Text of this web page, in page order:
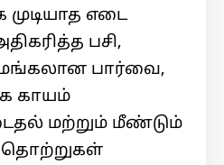
முடியாத எடை
பசி,
மங்கலான பார்வை,
காயம்
மற்றும் மீண்டும்